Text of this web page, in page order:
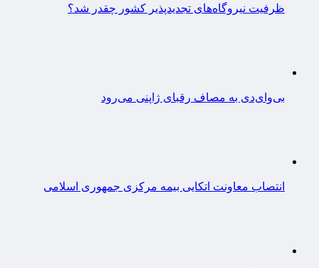
ظرفیت نیروگاه‌های تجدیدپذیر کشور چقدر شد؟
بی‌وای‌دی به مصاف رقبای ژاپنی می‌رود
انتصاب معاونت اتکایی بیمه مرکزی جمهوری اسلامی